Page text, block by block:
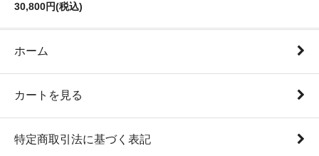
30,800円(税込)
ホーム
カートを見る
特定商取引法に基づく表記